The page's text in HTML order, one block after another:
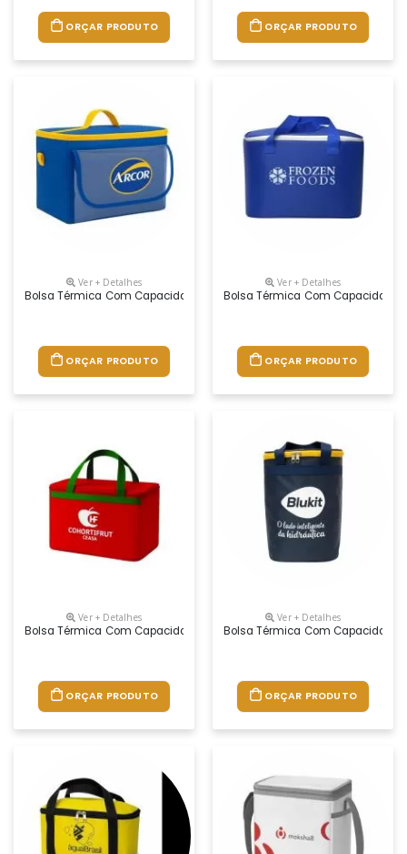
ORÇAR PRODUTO ORÇAR PRODUTO
Ver + Detalhes
Bolsa Térmica Com Capacidade Para 18 Litros Com Alça De Mão E
ORÇAR PRODUTO
Ver + Detalhes
Bolsa Térmica Com Capacidade
ORÇAR PRODUTO
Ver + Detalhes
Bolsa Térmica Com Capacidade Para 18 Litros Com Alça Dupla De
ORÇAR PRODUTO
Ver + Detalhes
Bolsa Térmica Com Capacidade
ORÇAR PRODUTO